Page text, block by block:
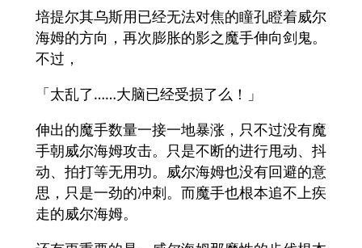
培提尔其乌斯用已经无法对焦的瞳孔瞪着威尔
海姆的方向，再次膨胀的影之魔手伸向剑鬼。
不过，
「太乱了……大脑已经受损了么！」
伸出的魔手数量一接一地暴涨，只不过没有魔
手朝威尔海姆攻击。只是不断的进行甩动、抖
动、拍打等无用功。威尔海姆也没有回避的意
思，只是一劲的冲刺。而魔手也根本追不上疾
走的威尔海姆。